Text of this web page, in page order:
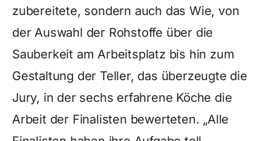
zubereitete, sondern auch das Wie, von
der Auswahl der Rohstoffe über die
Sauberkeit am Arbeitsplatz bis hin zum
Gestaltung der Teller, das überzeugte die
Jury, in der sechs erfahrene Köche die
Arbeit der Finalisten bewerteten. „Alle